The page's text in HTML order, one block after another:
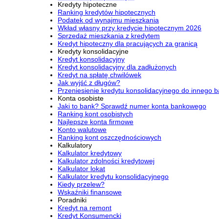
Kredyty hipoteczne
Ranking kredytów hipotecznych
Podatek od wynajmu mieszkania
Wkład własny przy kredycie hipotecznym 2026
Sprzedaż mieszkania z kredytem
Kredyt hipoteczny dla pracujących za granicą
Kredyty konsolidacyjne
Kredyt konsolidacyjny
Kredyt konsolidacyjny dla zadłużonych
Kredyt na spłatę chwilówek
Jak wyjść z długów?
Przeniesienie kredytu konsolidacyjnego do innego
Konta osobiste
Jaki to bank? Sprawdź numer konta bankowego
Ranking kont osobistych
Najlepsze konta firmowe
Konto walutowe
Ranking kont oszczędnościowych
Kalkulatory
Kalkulator kredytowy
Kalkulator zdolności kredytowej
Kalkulator lokat
Kalkulator kredytu konsolidacyjnego
Kiedy przelew?
Wskaźniki finansowe
Poradniki
Kredyt na remont
Kredyt Konsumencki